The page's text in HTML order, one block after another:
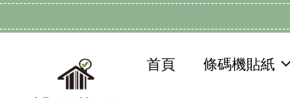
首頁 條碼機貼紙